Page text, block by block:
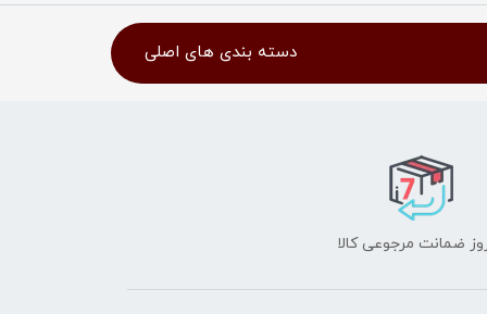
دسته بندی های اصلی